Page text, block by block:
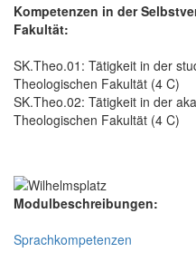
Kompetenzen in der
Fakultät:
SK.Theo.01: Tätigkeit in der
Theologischen Fakultät (4 C)
SK.Theo.02: Tätigkeit in der
Theologischen Fakultät (4 C)
Modulbeschreibungen:
Sprachkompetenzen